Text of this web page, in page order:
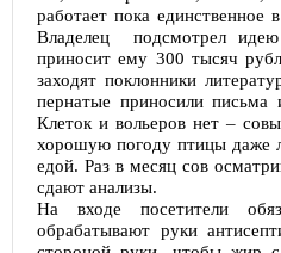
работает пока
Владелец подсмотрел
приносит ему 300 тысяч
заходят поклонники
пернатые приносили письма
Клеток и вольеров нет –
хорошую погоду птицы даже
едой. Раз в месяц сов
сдают анализы.
На входе посетители
обрабатывают руки